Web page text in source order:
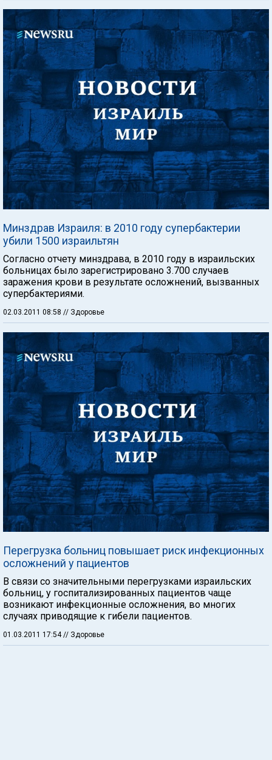
Минздрав Израиля: в 2010 году супербактерии
убили 1500 израильтян
Согласно отчету минздрава, в 2010 году в израильских
больницах было зарегистрировано 3.700 случаев
заражения крови в результате осложнений, вызванных
супербактериями.
02.03.2011 08:58 // Здоровье
Перегрузка больниц повышает риск инфекционных
осложнений у пациентов
В связи со значительными перегрузками израильских
больниц, у госпитализированных пациентов чаще
возникают инфекционные осложнения, во многих
случаях приводящие к гибели пациентов.
01.03.2011 17:54// Здоровье